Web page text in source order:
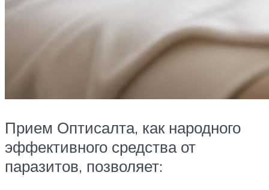
Прием Оптисалта, как народного
эффективного средства от
паразитов, позволяет: